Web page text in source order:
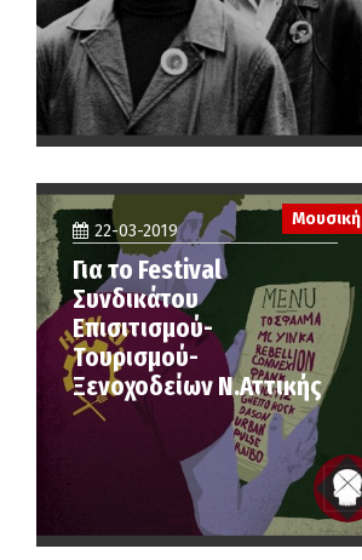
22-03-2019
Για το Festival
Συνδικάτου
Επισιτισμού-
Τουρισμού-
Ξενοχοδείων Ν.Αττικής
Μουσική